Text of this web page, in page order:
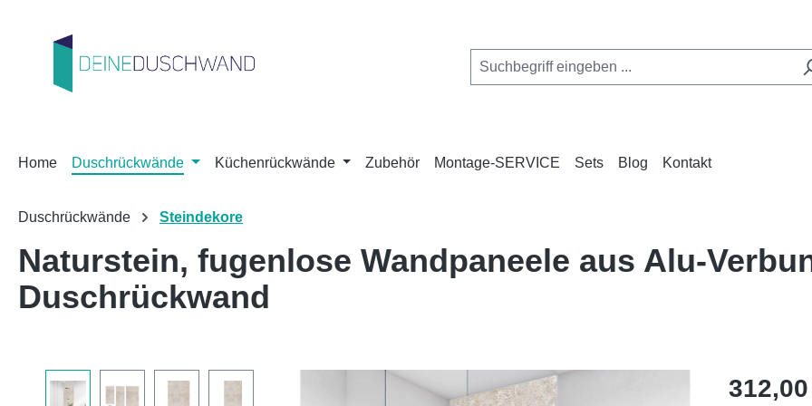
Home Duschrückwände Küchenrückwände Zubehör Montage-SERVICE Sets Blog Kontakt
Duschrückwände Steindekore
Naturstein, fugenlose Wandpaneele aus Alu-
Duschrückwand
Regulärer